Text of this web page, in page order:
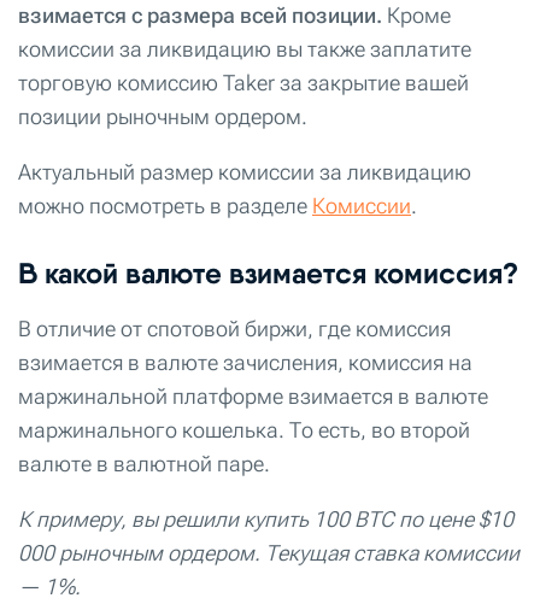
взимается с размера всей позиции. Кроме
комиссии за ликвидацию вы также заплатите
торговую комиссию Taker за закрытие вашей
позиции рыночным ордером.
Актуальный размер комиссии за ликвидацию
можно посмотреть в разделе Комиссии.
В какой валюте взимается комиссия?
В отличие от спотовой биржи, где комиссия
взимается в валюте зачисления, комиссия на
маржинальной платформе взимается в валюте
маржинального кошелька. То есть, во второй
валюте в валютной паре.
К примеру, вы решили купить 100 BTC по цене $10
000 рыночным ордером. Текущая ставка комиссии
— 1%.